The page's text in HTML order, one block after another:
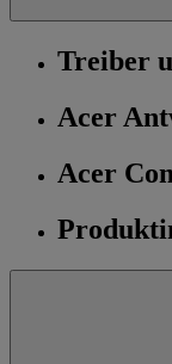
Treiber
Acer
Acer